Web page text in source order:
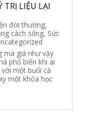
TRỊ LIỆU LẠI
đời thường,
cách sống, Sức
mà giá như vậy
phổ biến khi ai
một buổi cà
một khóa học